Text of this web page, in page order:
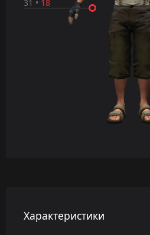
31 • 18
Характеристики